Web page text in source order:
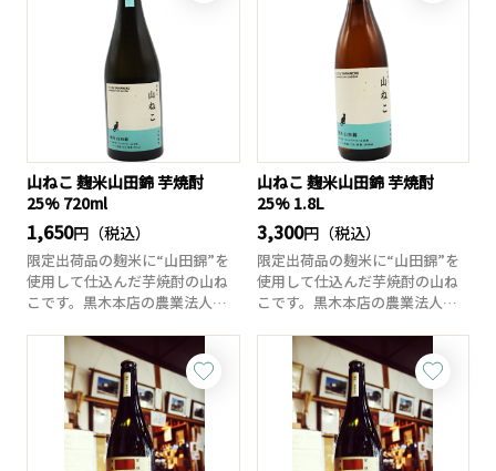
山ねこ 麹米山田錦 芋焼酎
25% 720ml
1,650円（税込）
限定出荷品の麹米に“山田錦”を
使用して仕込んだ芋焼酎の山ね
こです。黒木本店の農業法人で
山ねこ 麹米山田錦 芋焼酎
25% 1.8L
3,300円（税込）
限定出荷品の麹米に“山田錦”を
使用して仕込んだ芋焼酎の山ね
こです。黒木本店の農業法人で